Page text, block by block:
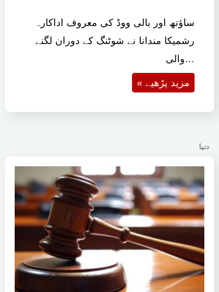
ساؤتھ اور بالی ووڈ کی معروف اداکارہ
رشمیکا مندانا نے شوٹنگ کے دوران لگنے
والی…
« مزید پڑھیے
دنیا